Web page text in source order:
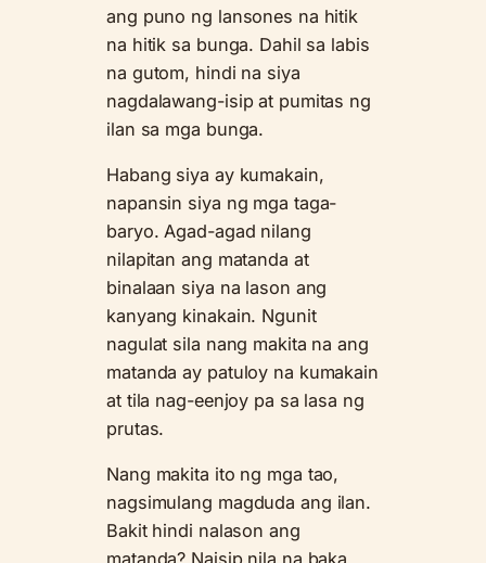
ang puno ng lansones na hitik
na hitik sa bunga. Dahil sa labis
na gutom, hindi na siya
nagdalawang-isip at pumitas ng
ilan sa mga bunga.
Habang siya ay kumakain,
napansin siya ng mga taga-
baryo. Agad-agad nilang
nilapitan ang matanda at
binalaan siya na lason ang
kanyang kinakain. Ngunit
nagulat sila nang makita na ang
matanda ay patuloy na kumakain
at tila nag-eenjoy pa sa lasa ng
prutas.
Nang makita ito ng mga tao,
nagsimulang magduda ang ilan.
Bakit hindi nalason ang